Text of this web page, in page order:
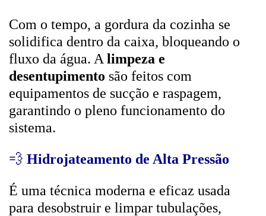
Com o tempo, a gordura da cozinha se
solidifica dentro da caixa, bloqueando o
fluxo da água. A limpeza e
desentupimento são feitos com
equipamentos de sucção e raspagem,
garantindo o pleno funcionamento do
sistema.
💨 Hidrojateamento de Alta Pressão
É uma técnica moderna e eficaz usada
para desobstruir e limpar tubulações,